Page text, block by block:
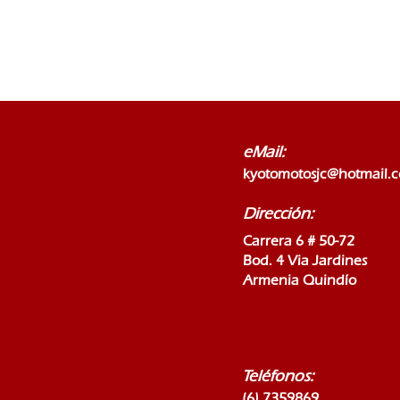
eMail:
Dirección:
Carrera 6 # 50-72
Bod. 4 Via Jardines
Armenia Quindío
Teléfonos: